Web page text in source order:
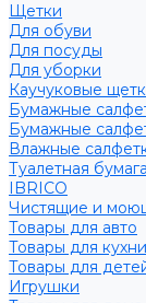
Щетки
Для обуви
Для посуды
Для уборки
Каучуковые
Бумажные
Бумажные
Влажные
Туалетная бумага
IBRICO
Чистящие и
Товары для авто
Товары для кухни
Товары для
Игрушки